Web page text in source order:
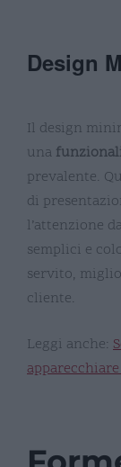
Design
Il design
una
prevalente.
di
l’attenzione
semplici e
servito,
cliente​​​​.
Leggi anche: